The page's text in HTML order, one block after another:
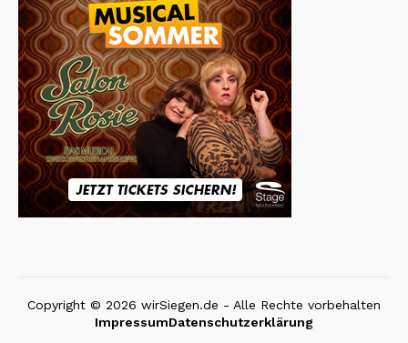
Copyright © 2026 wirSiegen.de - Alle Rechte vorbehalten
ImpressumDatenschutzerklärung